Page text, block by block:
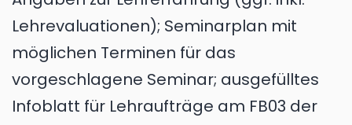
Lehrevaluationen); Seminarplan mit
möglichen Terminen für das
vorgeschlagene Seminar; ausgefülltes
Infoblatt für Lehraufträge am FB03 der